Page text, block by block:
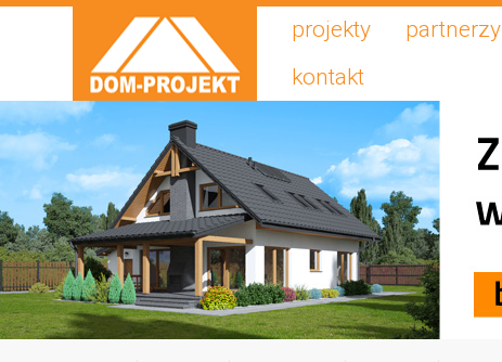
projekty partnerzy
kontakt